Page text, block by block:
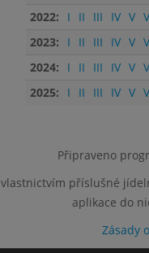
2022:
I II III IV V
2023:
I II III IV V
2024:
I II III IV V
2025:
I II III IV V
Připraveno
příslušné
aplikace do
Zásady